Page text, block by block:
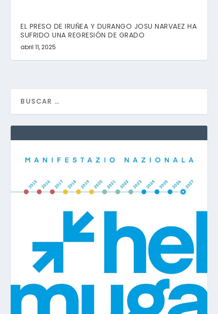
EL PRESO DE IRUÑEA Y DURANGO JOSU NARVAEZ HA
SUFRIDO UNA REGRESIÓN DE GRADO
abril 11, 2025